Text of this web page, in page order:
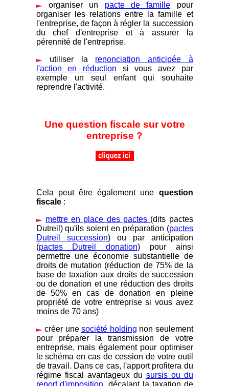
organiser un pacte de famille pour
organiser les relations entre la famille et
l'entreprise, de façon à régler la succession
du chef d'entreprise et à assurer la
pérennité de l'entreprise.
utiliser la renonciation anticipée à
l'action en réduction si vous avez par
exemple un seul enfant qui souhaite
reprendre l'activité.
Une question fiscale sur votre
entreprise ?
Cela peut être également une question
fiscale:
mettre en place des pactes (dits pactes
Dutreil) qu'ils soient en préparation (pactes
Dutreil succession) ou par anticipation
(pactes Dutreil donation) pour ainsi
permettre une économie substantielle de
droits de mutation (réduction de 75% de la
base de taxation aux droits de succession
ou de donation et une réduction des droits
de 50% en cas de donation en pleine
propriété de votre entreprise si vous avez
moins de 70 ans)
créer une société holding non seulement
pour préparer la transmission de votre
entreprise, mais également pour optimiser
le schéma en cas de cession de votre outil
de travail. Dans ce cas, l'apport profitera du
régime fiscal avantageux du sursis ou du